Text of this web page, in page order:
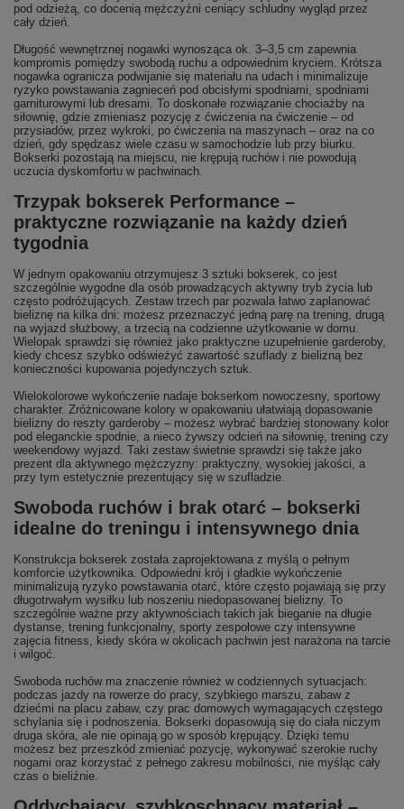
pod odzieżą, co docenią mężczyźni ceniący schludny wygląd przez
cały dzień.
Długość wewnętrznej nogawki wynosząca ok. 3–3,5 cm zapewnia
kompromis pomiędzy swobodą ruchu a odpowiednim kryciem. Krótsza
nogawka ogranicza podwijanie się materiału na udach i minimalizuje
ryzyko powstawania zagnieceń pod obcisłymi spodniami, spodniami
garniturowymi lub dresami. To doskonałe rozwiązanie chociażby na
siłownię, gdzie zmieniasz pozycję z ćwiczenia na ćwiczenie – od
przysiadów, przez wykroki, po ćwiczenia na maszynach – oraz na co
dzień, gdy spędzasz wiele czasu w samochodzie lub przy biurku.
Bokserki pozostają na miejscu, nie krępują ruchów i nie powodują
uczucia dyskomfortu w pachwinach.
Trzypak bokserek Performance –
praktyczne rozwiązanie na każdy dzień
tygodnia
W jednym opakowaniu otrzymujesz 3 sztuki bokserek, co jest
szczególnie wygodne dla osób prowadzących aktywny tryb życia lub
często podróżujących. Zestaw trzech par pozwala łatwo zaplanować
bieliznę na kilka dni: możesz przeznaczyć jedną parę na trening, drugą
na wyjazd służbowy, a trzecią na codzienne użytkowanie w domu.
Wielopak sprawdzi się również jako praktyczne uzupełnienie garderoby,
kiedy chcesz szybko odświeżyć zawartość szuflady z bielizną bez
konieczności kupowania pojedynczych sztuk.
Wielokolorowe wykończenie nadaje bokserkom nowoczesny, sportowy
charakter. Zróżnicowane kolory w opakowaniu ułatwiają dopasowanie
bielizny do reszty garderoby – możesz wybrać bardziej stonowany kolor
pod eleganckie spodnie, a nieco żywszy odcień na siłownię, trening czy
weekendowy wyjazd. Taki zestaw świetnie sprawdzi się także jako
prezent dla aktywnego mężczyzny: praktyczny, wysokiej jakości, a
przy tym estetycznie prezentujący się w szufladzie.
Swoboda ruchów i brak otarć – bokserki
idealne do treningu i intensywnego dnia
Konstrukcja bokserek została zaprojektowana z myślą o pełnym
komforcie użytkownika. Odpowiedni krój i gładkie wykończenie
minimalizują ryzyko powstawania otarć, które często pojawiają się przy
długotrwałym wysiłku lub noszeniu niedopasowanej bielizny. To
szczególnie ważne przy aktywnościach takich jak bieganie na długie
dystanse, trening funkcjonalny, sporty zespołowe czy intensywne
zajęcia fitness, kiedy skóra w okolicach pachwin jest narażona na tarcie
i wilgoć.
Swoboda ruchów ma znaczenie również w codziennych sytuacjach:
podczas jazdy na rowerze do pracy, szybkiego marszu, zabaw z
dziećmi na placu zabaw, czy prac domowych wymagających częstego
schylania się i podnoszenia. Bokserki dopasowują się do ciała niczym
druga skóra, ale nie opinają go w sposób krępujący. Dzięki temu
możesz bez przeszkód zmieniać pozycję, wykonywać szerokie ruchy
nogami oraz korzystać z pełnego zakresu mobilności, nie myśląc cały
czas o bieliźnie.